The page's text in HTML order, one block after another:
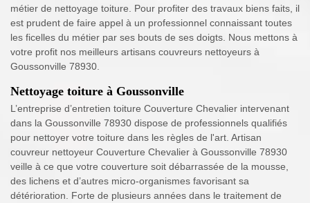
métier de nettoyage toiture. Pour profiter des travaux biens faits, il
est prudent de faire appel à un professionnel connaissant toutes
les ficelles du métier par ses bouts de ses doigts. Nous mettons à
votre profit nos meilleurs artisans couvreurs nettoyeurs à
Goussonville 78930.
Nettoyage toiture à Goussonville
L’entreprise d’entretien toiture Couverture Chevalier intervenant
dans la Goussonville 78930 dispose de professionnels qualifiés
pour nettoyer votre toiture dans les règles de l'art. Artisan
couvreur nettoyeur Couverture Chevalier à Goussonville 78930
veille à ce que votre couverture soit débarrassée de la mousse,
des lichens et d’autres micro-organismes favorisant sa
détérioration. Forte de plusieurs années dans le traitement de